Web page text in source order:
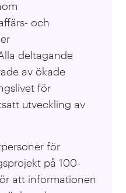
och
deltagande
av ökade
för
utveckling av
för
på 100-
att informationen